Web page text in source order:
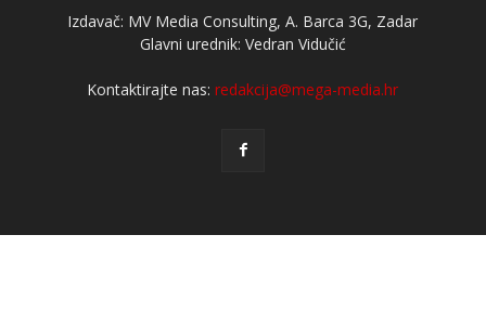
Izdavač: MV Media Consulting, A. Barca 3G, Zadar
Glavni urednik: Vedran Vidučić
Kontaktirajte nas:redakcija@mega-media.hr